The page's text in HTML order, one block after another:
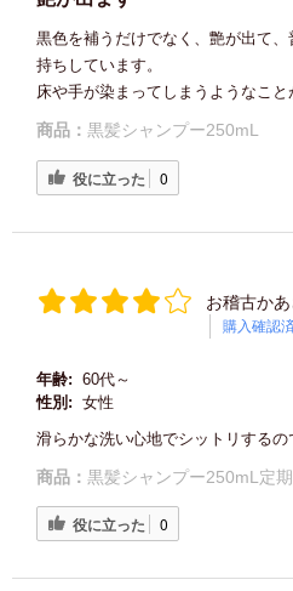
黒色を補うだけでなく、艶が出て
持ちしています。
床や手が染まってしまうようなこと
商品： 黒髪シャンプー250mL
役に立った 0
お稽古か
購入確認
年齢: 60代～
性別: 女性
滑らかな洗い心地でシットリするの
商品： 黒髪シャンプー250mL定
役に立った 0